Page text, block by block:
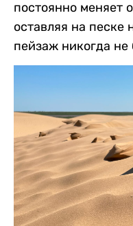
постоянно меняет
оставляя на песке
пейзаж никогда